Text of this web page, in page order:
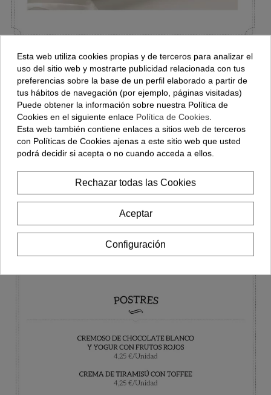
Esta web utiliza cookies propias y de terceros para analizar el
uso del sitio web y mostrarte publicidad relacionada con tus
preferencias sobre la base de un perfil elaborado a partir de
tus hábitos de navegación (por ejemplo, páginas visitadas)
Puede obtener la información sobre nuestra Política de
Cookies en el siguiente enlace Política de Cookies
Esta web también contiene enlaces a sitios web de terceros
con Políticas de Cookies ajenas a este sitio web que usted
podrá decidir si acepta o no cuando acceda a ellos.
Rechazar todas las Cookies
Aceptar
Configuración